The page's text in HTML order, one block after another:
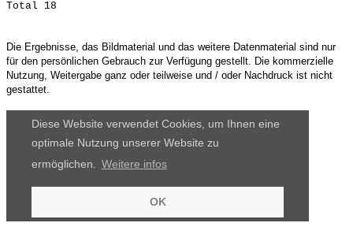
Diese Website verwendet Cookies, um Ihnen eine
optimale Nutzung unserer Website zu
ermöglichen.
Weitere infos
OK
Die Ergebnisse, das Bildmaterial und das weitere Datenmaterial sind nur
für den persönlichen Gebrauch zur Verfügung gestellt. Die kommerzielle
Nutzung, Weitergabe ganz oder teilweise und / oder Nachdruck ist nicht
gestattet.